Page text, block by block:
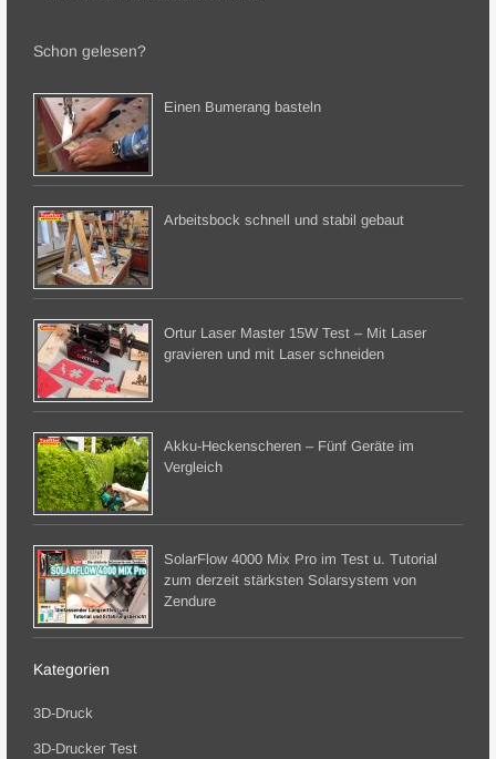
Schon gelesen?
Einen Bumerang basteln
Arbeitsbock schnell und stabil gebaut
Ortur Laser Master 15W Test – Mit Laser
gravieren und mit Laser schneiden
Akku-Heckenscheren – Fünf Geräte im
Vergleich
SolarFlow 4000 Mix Pro im Test u. Tutorial
zum derzeit stärksten Solarsystem von
Zendure
Kategorien
3D-Druck
3D-Drucker Test